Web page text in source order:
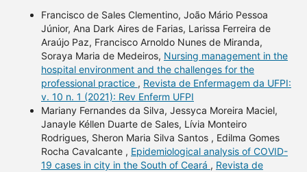
Francisco de Sales Clementino, João Mário Pessoa
Júnior, Ana Dark Aires de Farias, Larissa Ferreira de
Araújo Paz, Francisco Arnoldo Nunes de Miranda,
Soraya Maria de Medeiros, Nursing management in the
hospital environment and the challenges for the
professional practice , Revista de Enfermagem da UFPI:
v. 10 n. 1 (2021): Rev Enferm UFPI
Mariany Fernandes da Silva, Jessyca Moreira Maciel,
Janayle Kéllen Duarte de Sales, Lívia Monteiro
Rodrigues, Sheron Maria Silva Santos , Edilma Gomes
Rocha Cavalcante , Epidemiological analysis of COVID-
19 cases in city in the South of Ceará , Revista de